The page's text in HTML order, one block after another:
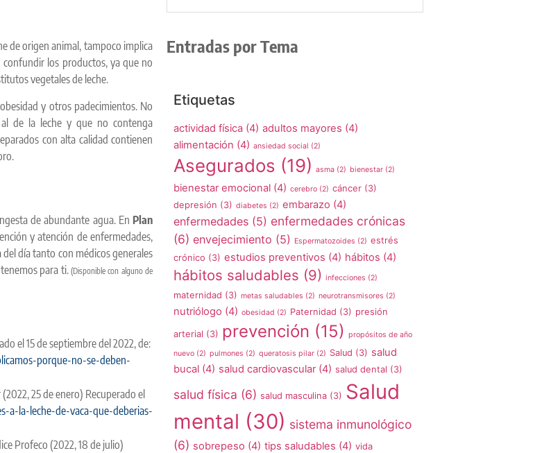
de origen animal, tampoco implica
los productos, ya que no
vegetales de leche.
y otros padecimientos. No
al de la leche y que no contenga
con alta calidad contienen
de abundante agua. En Plan
y atención de enfermedades,
día tanto con médicos generales
para ti.(Disponible con alguno de
el 15 de septiembre del 2022, de:
porque-no-se-deben-
25 de enero) Recuperado el
a-la-leche-de-vaca-que-deberias-
Profeco (2022, 18 de julio)
Entradas por Tema
Etiquetas
actividad física(4) adultos mayores (4)
alimentación (4) ansiedad social (2)
Asegurados (19) asma(2) bienestar(2)
bienestar emocional(4) cerebro(2) cáncer(3)
depresión (3) diabetes (2) embarazo (4)
enfermedades(5) enfermedades crónicas
(6) envejecimiento (5) Espermatozoides (2) estrés
crónico (3) estudios preventivos (4) hábitos (4)
hábitos saludables (9) infecciones (2)
maternidad (3) metas saludables (2) neurotransmisores (2)
nutriólogo (4) obesidad (2) Paternidad (3) presión
arterial (3) prevención (15) propósitos de año
nuevo(2) pulmones (2) queratosis pilar(2) Salud (3) salud
bucal(4) salud cardiovascular(4) salud dental (3)
salud física (6) salud masculina(3) Salud
mental (30) sistema inmunológico
(6) sobrepeso (4) tips saludables (4) vida